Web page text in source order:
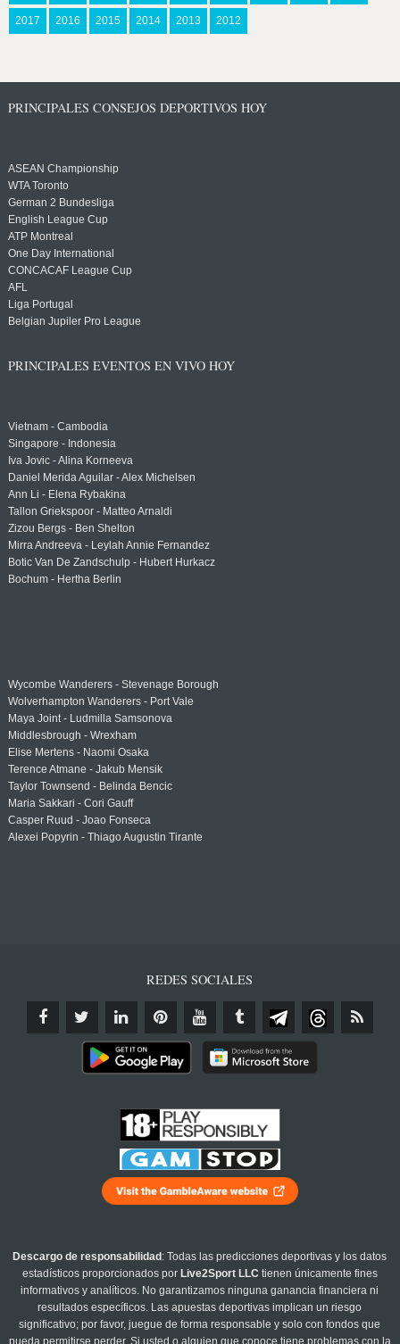
2017 2016 2015 2014 2013 2012
PRINCIPALES CONSEJOS DEPORTIVOS HOY
ASEAN Championship
WTA Toronto
German 2 Bundesliga
English League Cup
ATP Montreal
One Day International
CONCACAF League Cup
AFL
Liga Portugal
Belgian Jupiler Pro League
PRINCIPALES EVENTOS EN VIVO HOY
Vietnam - Cambodia
Singapore - Indonesia
Iva Jovic - Alina Korneeva
Daniel Merida Aguilar - Alex Michelsen
Ann Li - Elena Rybakina
Tallon Griekspoor - Matteo Arnaldi
Zizou Bergs - Ben Shelton
Mirra Andreeva - Leylah Annie Fernandez
Botic Van De Zandschulp - Hubert Hurkacz
Bochum - Hertha Berlin
Wycombe Wanderers - Stevenage Borough
Wolverhampton Wanderers - Port Vale
Maya Joint - Ludmilla Samsonova
Middlesbrough - Wrexham
Elise Mertens - Naomi Osaka
Terence Atmane - Jakub Mensik
Taylor Townsend - Belinda Bencic
Maria Sakkari - Cori Gauff
Casper Ruud - Joao Fonseca
Alexei Popyrin - Thiago Augustin Tirante
REDES SOCIALES
Descargo de responsabilidad : Todas las predicciones deportivas y los datos
estadísticos proporcionados por Live2Sport LLC tienen únicamente fines
informativos y analíticos. No garantizamos ninguna ganancia financiera ni
resultados específicos. Las apuestas deportivas implican un riesgo
significativo; por favor, juegue de forma responsable y solo con fondos que